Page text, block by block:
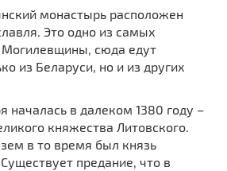
людям
пункт
монастырь расположен
Это одно из самых
сюда едут
из Беларуси, но и из других
началась в далеком 1380 году –
княжества Литовского.
в то время был князь
предание, что в